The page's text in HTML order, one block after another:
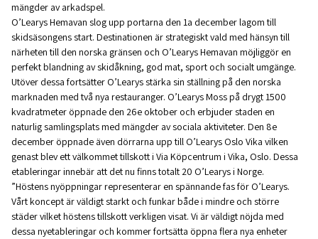
mängder av arkadspel.
O’Learys Hemavan slog upp portarna den 1a december lagom till
skidsäsongens start. Destinationen är strategiskt vald med hänsyn till
närheten till den norska gränsen och O’Learys Hemavan möjliggör en
perfekt blandning av skidåkning, god mat, sport och socialt umgänge.
Utöver dessa fortsätter O’Learys stärka sin ställning på den norska
marknaden med två nya restauranger. O’Learys Moss på drygt 1500
kvadratmeter öppnade den 26e oktober och erbjuder staden en
naturlig samlingsplats med mängder av sociala aktiviteter. Den 8e
december öppnade även dörrarna upp till O’Learys Oslo Vika vilken
genast blev ett välkommet tillskott i Via Köpcentrum i Vika, Oslo. Dessa
etableringar innebär att det nu finns totalt 20 O’Learys i Norge.
”Höstens nyöppningar representerar en spännande fas för O’Learys.
Vårt koncept är väldigt starkt och funkar både i mindre och större
städer vilket höstens tillskott verkligen visat. Vi är väldigt nöjda med
dessa nyetableringar och kommer fortsätta öppna flera nya enheter